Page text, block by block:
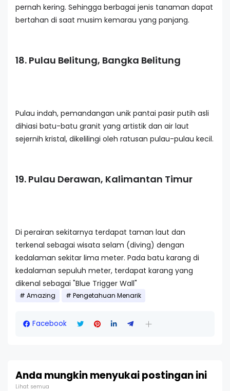
pernah kering. Sehingga berbagai jenis tanaman dapat
bertahan di saat musim kemarau yang panjang.
18. Pulau Belitung, Bangka Belitung
Pulau indah, pemandangan unik pantai pasir putih asli
dihiasi batu-batu granit yang artistik dan air laut
sejernih kristal, dikelilingi oleh ratusan pulau-pulau kecil.
19. Pulau Derawan, Kalimantan Timur
Di perairan sekitarnya terdapat taman laut dan
terkenal sebagai wisata selam (diving) dengan
kedalaman sekitar lima meter. Pada batu karang di
kedalaman sepuluh meter, terdapat karang yang
dikenal sebagai "Blue Trigger Wall"
Amazing Pengetahuan Menarik
Facebook
Anda mungkin menyukai postingan ini
Lihat semua